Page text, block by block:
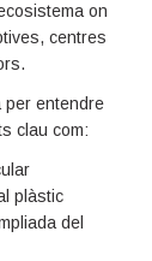
on
centres
per entendre
clau com:
plàstic
del